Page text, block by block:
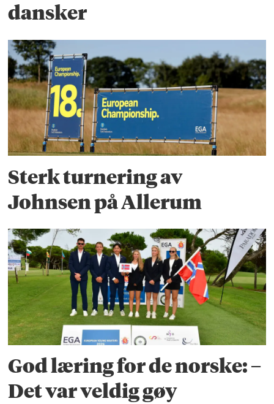
dansker
Sterk turnering av
Johnsen på Allerum
God læring for de norske: –
Det var veldig gøy